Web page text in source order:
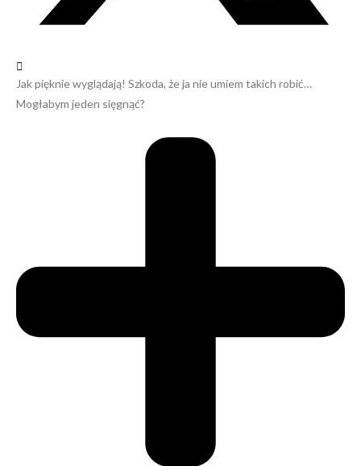
Jak pięknie wyglądają! Szkoda, że ja nie umiem takich robić…
Mogłabym jeden sięgnąć?